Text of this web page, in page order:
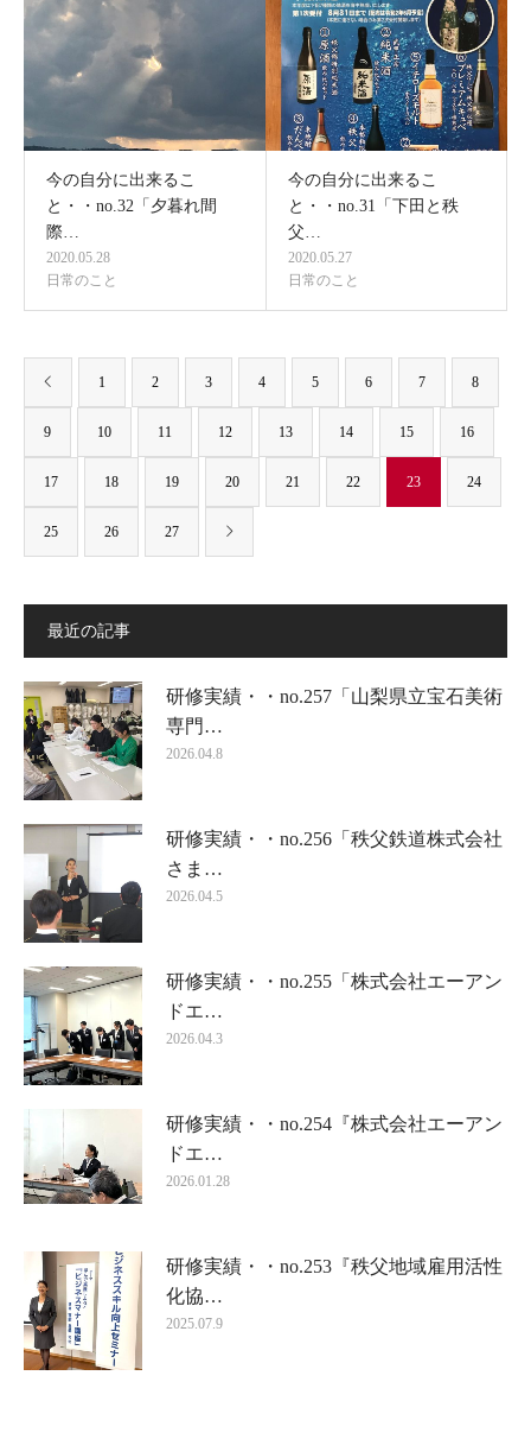
今の自分に出来るこ
と・・no.32「夕暮れ間
際…
2020.05.28
日常のこと
今の自分に出来るこ
と・・no.31「下田と秩
父…
2020.05.27
日常のこと
1 2 3 4 5 6 7 8
9 10 11 12 13 14 15 16
17 18 19 20 21 22 23 24
25 26 27
最近の記事
研修実績・・no.257「山梨県立宝石美術
専門…
2026.04.8
研修実績・・no.256「秩父鉄道株式会社
さま…
2026.04.5
研修実績・・no.255「株式会社エーアン
ドエ…
2026.04.3
研修実績・・no.254『株式会社エーアン
ドエ…
2026.01.28
研修実績・・no.253『秩父地域雇用活性
化協…
2025.07.9